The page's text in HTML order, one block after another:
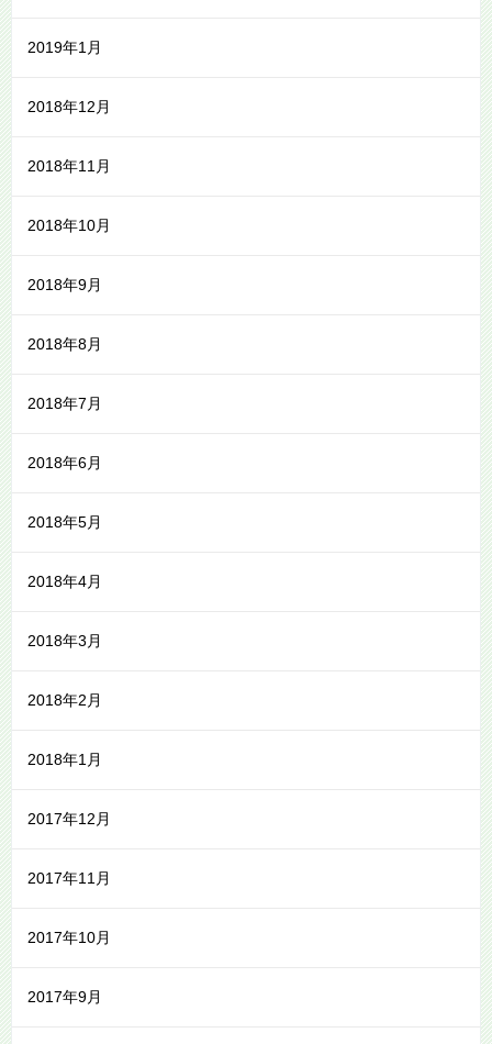
2019年1月
2018年12月
2018年11月
2018年10月
2018年9月
2018年8月
2018年7月
2018年6月
2018年5月
2018年4月
2018年3月
2018年2月
2018年1月
2017年12月
2017年11月
2017年10月
2017年9月